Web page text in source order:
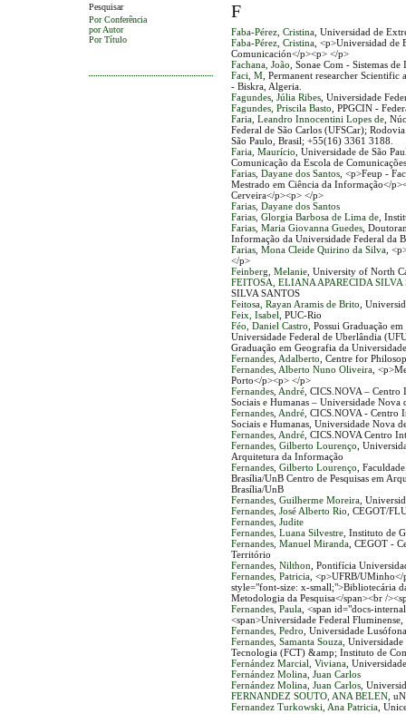
Pesquisar
Por Conferência
por Autor
Por Título
F
Faba-Pérez, Cristina, Universidad de
Faba-Pérez, Cristina, <p>Universidad de
Comunicación</p><p> </p>
Fachana, João , Sonae Com - Sistemas
Faci, M, Permanent researcher Scientific
- Biskra, Algeria.
Fagundes, Júlia Ribes, Universidade
Fagundes, Priscila Basto , PPGCIN -
Faria, Leandro Innocentini Lopes de,
Federal de São Carlos (UFSCar);
São Paulo, Brasil; +55(16) 3361 3188.
Faria, Maurício , Universidade de São
Comunicação da Escola de
Farias, Dayane dos Santos, <p>Feup -
Mestrado em Ciência da Informação</
Cerveira</p><p> </p>
Farias, Dayane dos Santos
Farias, Glorgia Barbosa de Lima de,
Farias, Maria Giovanna Guedes,
Informação da Universidade Federal da
Farias, Mona Cleide Quirino da Silva,
</p>
Feinberg, Melanie, University of North
FEITOSA, ELIANA APARECIDA SILVA
SILVA SANTOS
Feitosa, Rayan Aramis de Brito ,
Feix, Isabel , PUC-Rio
Féo, Daniel Castro , Possui Graduação
Universidade Federal de Uberlândia
Graduação em Geografia da
Fernandes, Adalberto , Centre for
Fernandes, Alberto Nuno Oliveira,
Porto</p><p> </p>
Fernandes, André, CICS.NOVA – Centro
Sociais e Humanas – Universidade Nova
Fernandes, André, CICS.NOVA - Centro
Sociais e Humanas, Universidade Nova
Fernandes, André, CICS.NOVA Centro
Fernandes, Gilberto Lourenço ,
Arquitetura da Informação
Fernandes, Gilberto Lourenço ,
Brasília/UnB Centro de Pesquisas em
Brasília/UnB
Fernandes, Guilherme Moreira,
Fernandes, José Alberto Rio , CEGOT/
Fernandes, Judite
Fernandes, Luana Silvestre, Instituto de
Fernandes, Manuel Miranda, CEGOT -
Território
Fernandes, Nilthon , Pontifícia
Fernandes, Patricia, <p>UFRB/UMinho</
style="font-size: x-small;">Bibliotecária
Metodologia da Pesquisa</span><br /
Fernandes, Paula, <span id="docs-
<span>Universidade Federal
Fernandes, Pedro , Universidade
Fernandes, Samanta Souza, Universidade
Tecnologia (FCT) &amp; Instituto de
Fernández Marcial, Viviana,
Fernández Molina, Juan Carlos
Fernández Molina, Juan Carlos,
FERNANDEZ SOUTO, ANA BELEN,
Fernandez Turkowski, Ana Patricia,